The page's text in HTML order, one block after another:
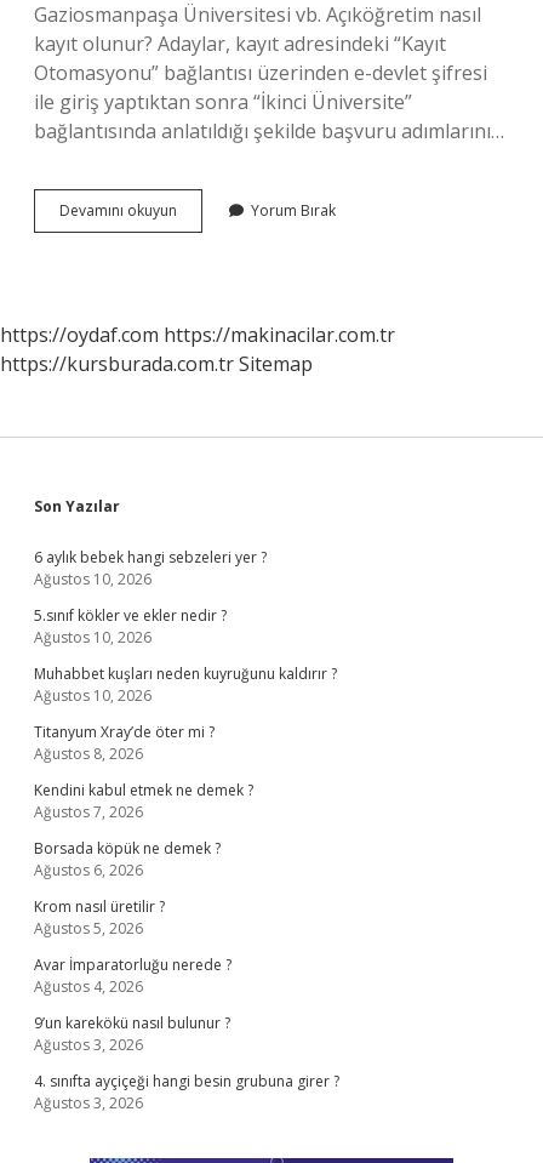
Gaziosmanpaşa Üniversitesi vb. Açıköğretim nasıl
kayıt olunur? Adaylar, kayıt adresindeki “Kayıt
Otomasyonu” bağlantısı üzerinden e-devlet şifresi
ile giriş yaptıktan sonra “İkinci Üniversite”
bağlantısında anlatıldığı şekilde başvuru adımlarını…
Devamını okuyun
Öğretim
Yorum Bırak
https://oydaf.com https://makinacilar.com.tr
https://kursburada.com.trSitemap
Sidebar
Son Yazılar
6 aylık bebek hangi sebzeleri yer ?
Ağustos 10, 2026
5.sınıf kökler ve ekler nedir ?
Ağustos 10, 2026
Muhabbet kuşları neden kuyruğunu kaldırır ?
Ağustos 10, 2026
Titanyum Xray’de öter mi ?
Ağustos 8, 2026
Kendini kabul etmek ne demek ?
Ağustos 7, 2026
Borsada köpük ne demek ?
Ağustos 6, 2026
Krom nasıl üretilir ?
Ağustos 5, 2026
Avar İmparatorluğu nerede ?
Ağustos 4, 2026
9’un karekökü nasıl bulunur ?
Ağustos 3, 2026
4. sınıfta ayçiçeği hangi besin grubuna girer ?
Ağustos 3, 2026